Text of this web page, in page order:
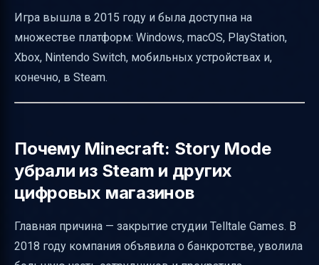
Игра вышла в 2015 году и была доступна на
множестве платформ: Windows, macOS, PlayStation,
Xbox, Nintendo Switch, мобильных устройствах и,
конечно, в Steam.
Почему Minecraft: Story Mode
убрали из Steam и других
цифровых магазинов
Главная причина — закрытие студии Telltale Games. В
2018 году компания объявила о банкротстве, уволила